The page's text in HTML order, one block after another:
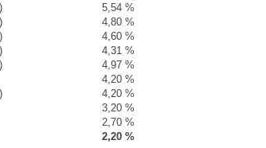
5,54 %
4,80 %
4,60 %
4,31 %
4,97 %
4,20 %
4,20 %
3,20 %
2,70 %
2,20 %